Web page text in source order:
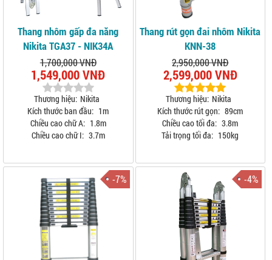
Thang nhôm gấp đa năng
Nikita TGA37 - NIK34A
1,700,000 VNĐ
1,549,000 VNĐ
Thương hiệu: Nikita
Kích thước ban đầu: 1m
Chiều cao chữ A: 1.8m
Chiều cao chữ I: 3.7m
Thang rút gọn đai nhôm Nikita
KNN-38
2,950,000 VNĐ
2,599,000 VNĐ
Thương hiệu: Nikita
Kích thước rút gọn: 89cm
Chiều cao tối đa: 3.8m
Tải trọng tối đa: 150kg
-7% -4%